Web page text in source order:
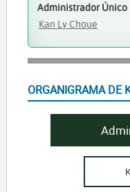
Administrador Único
Kan Ly Choue
ORGANIGRAMA DE